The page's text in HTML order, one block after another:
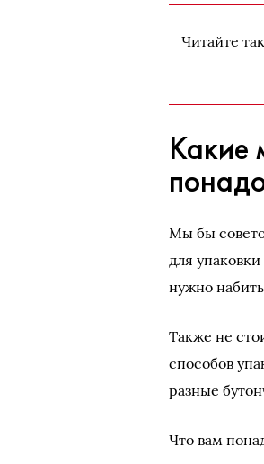
Читайте
Какие
Мы бы
для
нужно
Также не
способов
разные
Что вам